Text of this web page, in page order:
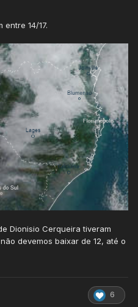
14/17.
Dionisio Cerqueira tiveram
devemos baixar de 12, até o
6